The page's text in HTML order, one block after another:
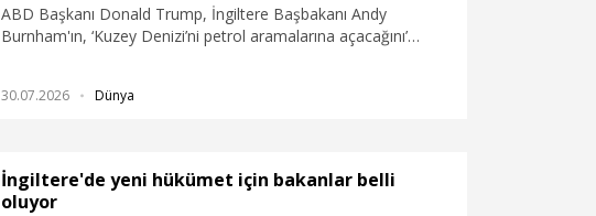
ABD Başkanı Donald Trump, İngiltere Başbakanı Andy
Burnham'ın, ‘Kuzey Denizi’ni petrol aramalarına açacağını’
30.07.2026 Dünya
İngiltere'de yeni hükümet için bakanlar belli
oluyor